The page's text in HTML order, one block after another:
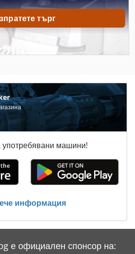
Боя
търг
машини!
информация
е официален спонсор на: